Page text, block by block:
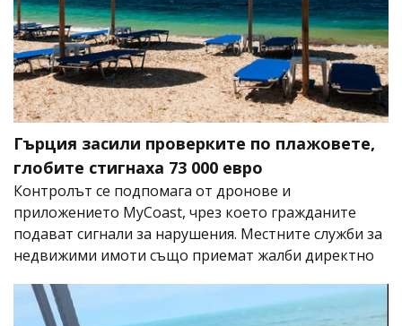
Гърция засили проверките по плажовете,
глобите стигнаха 73 000 евро
Контролът се подпомага от дронове и
приложението MyCoast, чрез което гражданите
подават сигнали за нарушения. Местните служби за
недвижими имоти също приемат жалби директно